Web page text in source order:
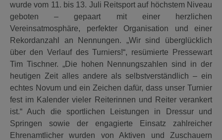
wurde vom 11. bis 13. Juli Reitsport auf höchstem Niveau
geboten – gepaart mit einer herzlichen
Vereinsatmosphäre, perfekter Organisation und einer
Rekordanzahl an Nennungen. „Wir sind überglücklich
über den Verlauf des Turniers!“, resümierte Pressewart
Tim Tischner. „Die hohen Nennungszahlen sind in der
heutigen Zeit alles andere als selbstverständlich – ein
echtes Novum und ein Zeichen dafür, dass unser Turnier
fest im Kalender vieler Reiterinnen und Reiter verankert
ist.“ Auch die sportlichen Leistungen in Dressur und
Springen sowie der engagierte Einsatz zahlreicher
Ehrenamtlicher wurden von Aktiven und Zuschauern